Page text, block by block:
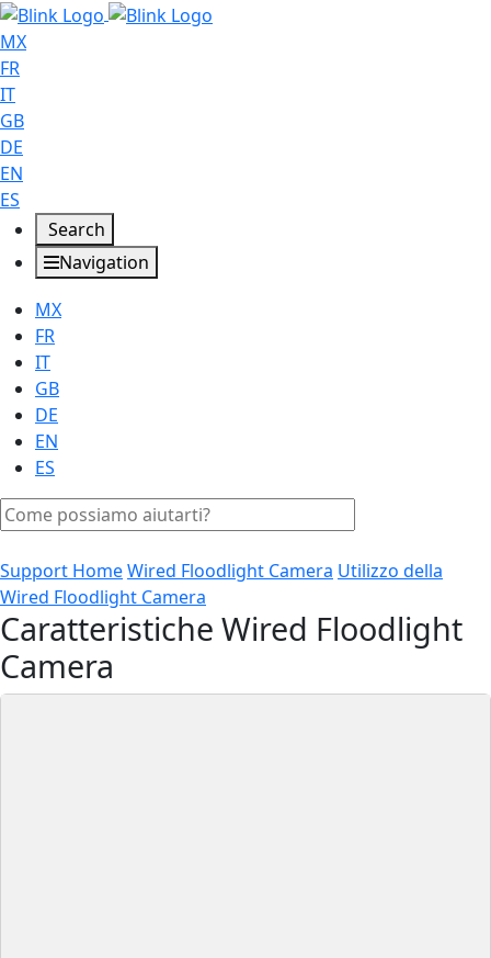
MX
FR
IT
GB
DE
EN
ES
Search
Navigation
MX
FR
IT
GB
DE
EN
ES
Support HomeWired Floodlight Camera Utilizzo della
Wired Floodlight Camera
Caratteristiche Wired Floodlight
Camera